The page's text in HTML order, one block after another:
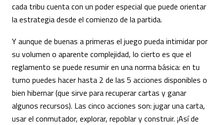
cada tribu cuenta con un poder especial que puede orientar
la estrategia desde el comienzo de la partida.
Y aunque de buenas a primeras el juego pueda intimidar por
su volumen o aparente complejidad, lo cierto es que el
reglamento se puede resumir en una norma básica: en tu
turno puedes hacer hasta 2 de las 5 acciones disponibles o
bien hibernar (que sirve para recuperar cartas y ganar
algunos recursos). Las cinco acciones son: jugar una carta,
usar el conmutador, explorar, repoblar y construir. ¡Así de